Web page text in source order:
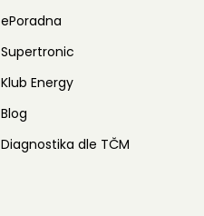
ePoradna
Supertronic
Klub Energy
Blog
Diagnostika dle TČM